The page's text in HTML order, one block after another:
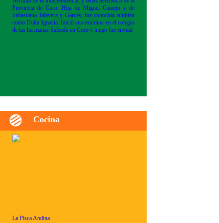
Provincia de Coro. Hija de Miguel Camejo y de
Sebastiana Talavera y Garcés, fue conocida también
como Doña Ignacia. Inició sus estudios en el colegio
de las hermanas Salcedo en Coro y luego fue enviad
Cocina
La Pisca Andina